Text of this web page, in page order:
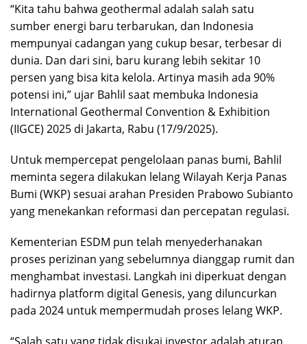
“Kita tahu bahwa geothermal adalah salah satu
sumber energi baru terbarukan, dan Indonesia
mempunyai cadangan yang cukup besar, terbesar di
dunia. Dan dari sini, baru kurang lebih sekitar 10
persen yang bisa kita kelola. Artinya masih ada 90%
potensi ini,” ujar Bahlil saat membuka Indonesia
International Geothermal Convention & Exhibition
(IIGCE) 2025 di Jakarta, Rabu (17/9/2025).
Untuk mempercepat pengelolaan panas bumi, Bahlil
meminta segera dilakukan lelang Wilayah Kerja Panas
Bumi (WKP) sesuai arahan Presiden Prabowo Subianto
yang menekankan reformasi dan percepatan regulasi.
Kementerian ESDM pun telah menyederhanakan
proses perizinan yang sebelumnya dianggap rumit dan
menghambat investasi. Langkah ini diperkuat dengan
hadirnya platform digital Genesis, yang diluncurkan
pada 2024 untuk mempermudah proses lelang WKP.